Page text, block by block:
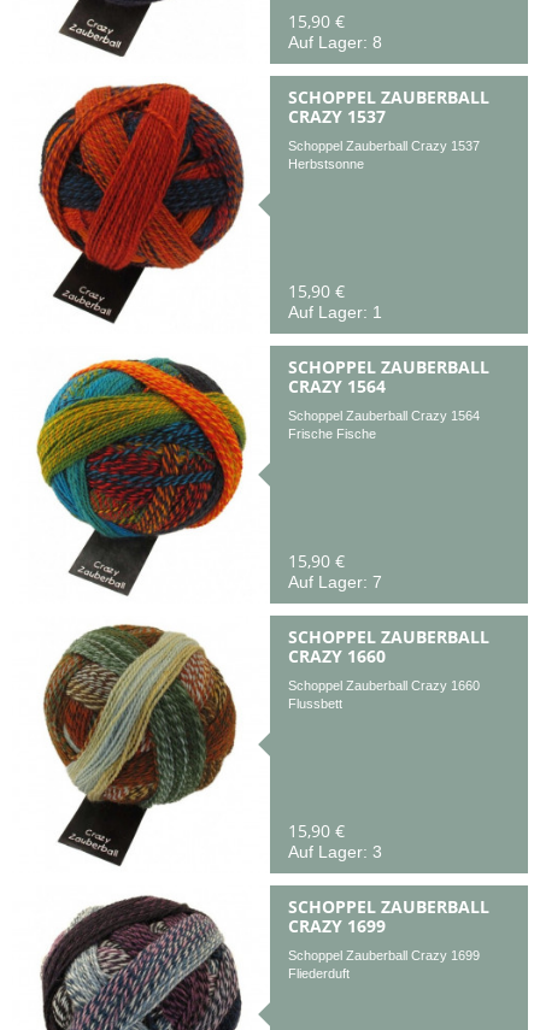
15,90 €
Auf Lager: 8
SCHOPPEL ZAUBERBALL
CRAZY 1537
Schoppel Zauberball Crazy 1537
Herbstsonne
15,90 €
Auf Lager: 1
SCHOPPEL ZAUBERBALL
CRAZY 1564
Schoppel Zauberball Crazy 1564
Frische Fische
15,90 €
Auf Lager: 7
SCHOPPEL ZAUBERBALL
CRAZY 1660
Schoppel Zauberball Crazy 1660
Flussbett
15,90 €
Auf Lager: 3
SCHOPPEL ZAUBERBALL
CRAZY 1699
Schoppel Zauberball Crazy 1699
Fliederduft